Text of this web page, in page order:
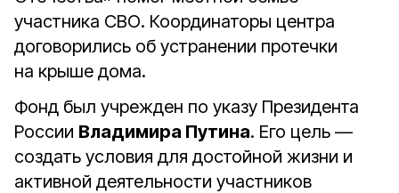
участника СВО. Координаторы центра
договорились об устранении протечки
на крыше дома.
Фонд был учрежден по указу Президента
России Владимира Путина. Его цель —
создать условия для достойной жизни и
активной деятельности участников